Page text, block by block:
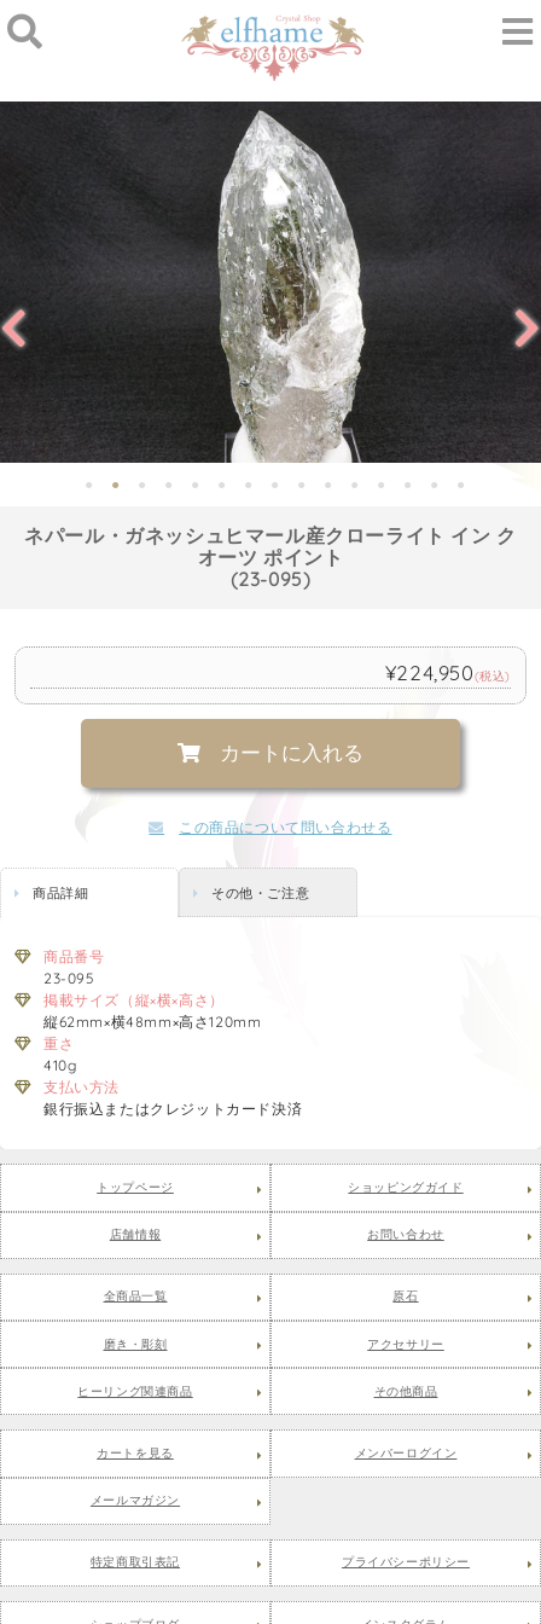
ネパール・ガネッシュヒマール産クローライト イン ク
オーツ ポイント
(23-095)
¥224,950(税込)
カートに入れる
この商品について問い合わせる
商品詳細 その他・ご注意
商品番号
23-095
掲載サイズ（縦×横×高さ）
縦62mm×横48mm×高さ120mm
重さ
410g
支払い方法
銀行振込またはクレジットカード決済
トップページ ショッピングガイド
店舗情報 お問い合わせ
全商品一覧 原石
磨き・彫刻 アクセサリー
ヒーリング関連商品 その他商品
カートを見る メンバーログイン
メールマガジン
特定商取引表記 プライバシーポリシー